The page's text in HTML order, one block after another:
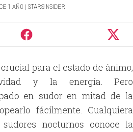
1 AÑO | STARSINSIDER
para el estado de ánimo,
y la energía. Pero
en sudor en mitad de la
fácilmente. Cualquiera
nocturnos conoce la